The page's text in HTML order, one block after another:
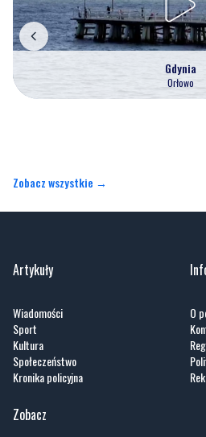
Gdynia
Orłowo
Artykuły
Sport
Kronika policyjna
Zobacz
Nasze HotSpoty